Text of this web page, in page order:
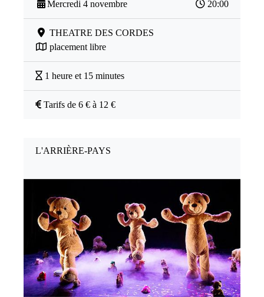
Mercredi 4 novembre 20:00
THEATRE DES CORDES
placement libre
1 heure et 15 minutes
Tarifs de 6 € à 12 €
L'ARRIÈRE-PAYS